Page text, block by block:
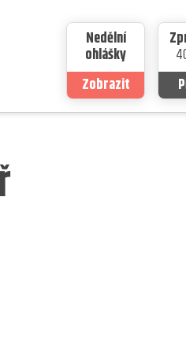
Nedělní
ohlášky
Zobrazit